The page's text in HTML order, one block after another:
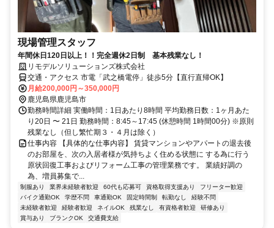
現場管理スタッフ
年間休日120日以上！！完全週休2日制 基本残業なし！
リモデルソリューションズ株式会社
交通・アクセス 市電「武之橋電停」徒歩5分【直行直帰OK】
月給200,000円～350,000円
鹿児島県鹿児島市
勤務時間詳細 実働時間：1日あたり8時間 平均勤務日数：1ヶ月あた
り20日 〜 21日 勤務時間：8:45～17:45 (休憩時間 1時間00分) ※原則
残業なし（但し繁忙期３・４月は除く）
仕事内容 【具体的な仕事内容】 賃貸マンションやアパートの退去後
のお部屋を、次の入居者様が気持ちよく住める状態に する為に行う
原状回復工事およびリフォーム工事の管理業務です。 業績好調の
為、増員募集で...
制服あり 業界未経験者歓迎 60代も応募可 資格取得支援あり
フリーター歓迎
バイク通勤OK
学歴不問 車通勤OK 固定時間制 転勤なし
経験不問
未経験者歓迎
経験者歓迎 ネイルOK 残業なし 有資格者歓迎
研修あり
賞与あり
ブランクOK 交通費支給